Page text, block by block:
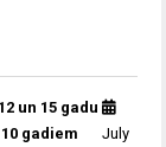
un 15 gadu
gadiem
July